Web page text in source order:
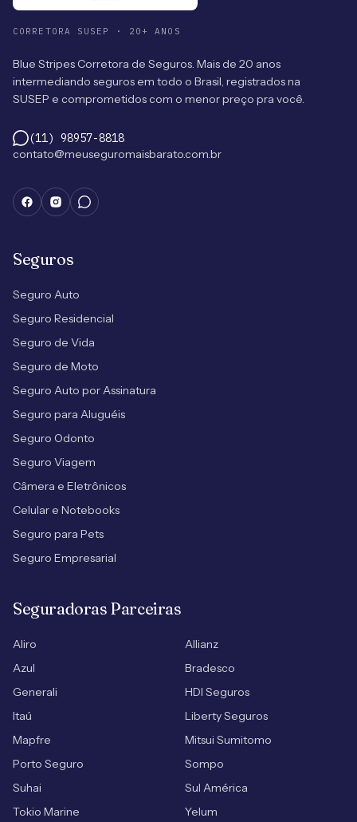
CORRETORA SUSEP · 20+ ANOS
Blue Stripes Corretora de Seguros. Mais de 20 anos
intermediando seguros em todo o Brasil, registrados na
SUSEP e comprometidos com o menor preço pra você.
(11) 98957-8818
contato@meuseguromaisbarato.com.br
Seguros
Seguro Auto
Seguro Residencial
Seguro de Vida
Seguro de Moto
Seguro Auto por Assinatura
Seguro para Aluguéis
Seguro Odonto
Seguro Viagem
Câmera e Eletrônicos
Celular e Notebooks
Seguro para Pets
Seguro Empresarial
Seguradoras Parceiras
Aliro
Allianz
Azul
Bradesco
Generali
HDI Seguros
Itaú
Liberty Seguros
Mapfre
Mitsui Sumitomo
Porto Seguro
Sompo
Suhai
Sul América
Tokio Marine
Yelum